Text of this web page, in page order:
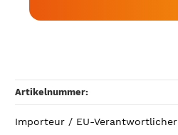
Artikelnummer:
Importeur / EU-Verantwortlicher